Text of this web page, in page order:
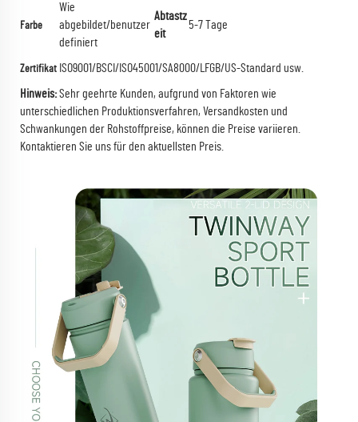
Farbe
Wie
abgebildet/benutzer
definiert
Abtastz
eit
5-7 Tage
Zertifikat ISO9001/BSCI/ISO45001/SA8000/LFGB/US-Standard usw.
Hinweis:Sehr geehrte Kunden, aufgrund von Faktoren wie
unterschiedlichen Produktionsverfahren, Versandkosten und
Schwankungen der Rohstoffpreise, können die Preise variieren.
Kontaktieren Sie uns für den aktuellsten Preis.